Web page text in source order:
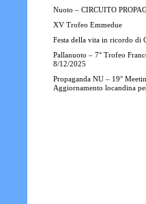
Nuoto – CIRCUITO
XV Trofeo Emmedue
Festa della vita in ricordo di
Pallanuoto – 7° Trofeo
8/12/2025
Propaganda NU – 19°
Aggiornamento locandina